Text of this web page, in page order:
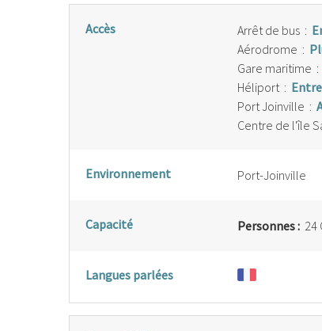
Accès Arrêt de bus :
Aérodrome :
Gare maritime :
Héliport:
Port Joinville :
Centre de l'île
Environnement Port-Joinville
Capacité Personnes : 24
Langues parlées